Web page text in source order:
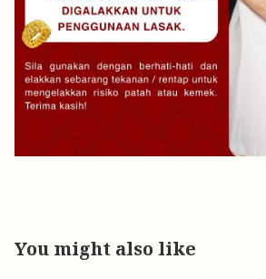
You might also like